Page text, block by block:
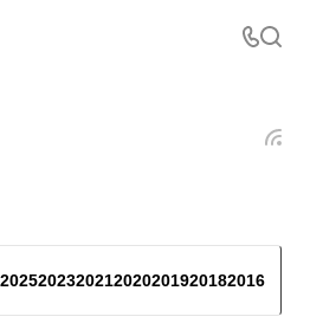
2025202320212020201920182016